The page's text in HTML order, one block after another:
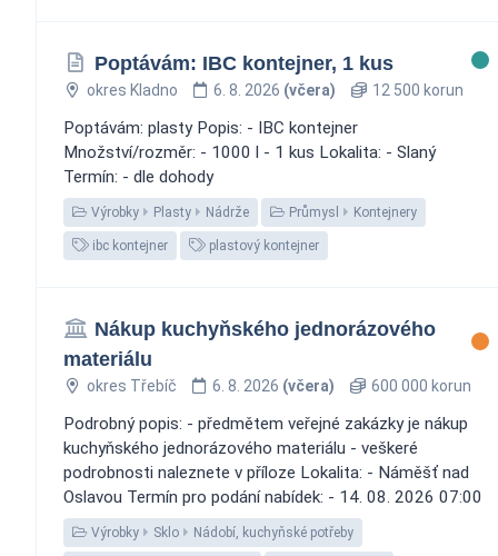
Poptávám: IBC kontejner, 1 kus
okres Kladno 6. 8. 2026 (včera) 12 500 korun
Poptávám: plasty Popis: - IBC kontejner
Množství/rozměr: - 1000 l - 1 kus Lokalita: - Slaný
Termín: - dle dohody
Výrobky Plasty Nádrže Průmysl Kontejnery
ibc kontejner plastový kontejner
Nákup kuchyňského jednorázového
materiálu
okres Třebíč 6. 8. 2026 (včera) 600 000 korun
Podrobný popis: - předmětem veřejné zakázky je nákup
kuchyňského jednorázového materiálu - veškeré
podrobnosti naleznete v příloze Lokalita: - Náměšť nad
Oslavou Termín pro podání nabídek: - 14. 08. 2026 07:00
Výrobky Sklo Nádobí, kuchyňské potřeby